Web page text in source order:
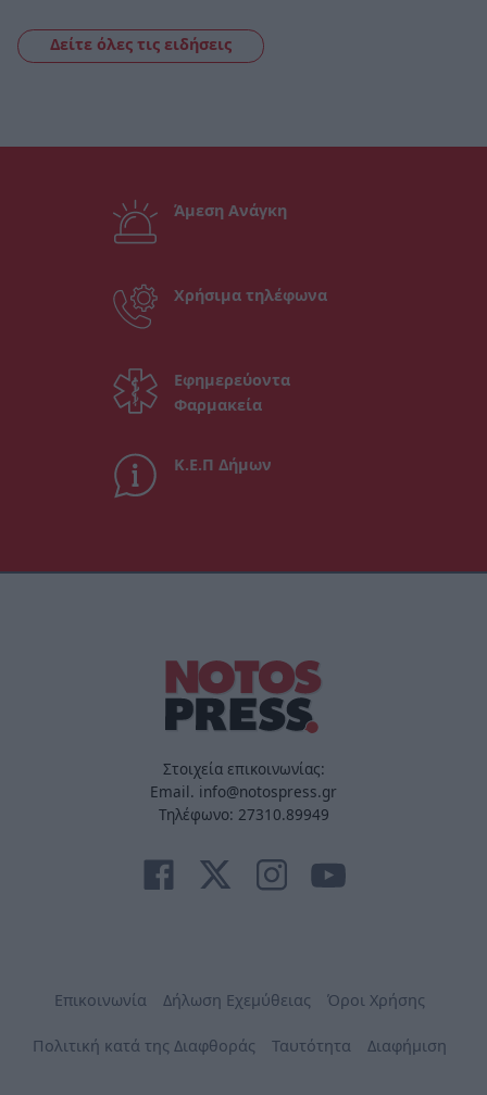
Δείτε όλες τις ειδήσεις
Άμεση Ανάγκη
Χρήσιμα τηλέφωνα
Εφημερεύοντα
Φαρμακεία
Κ.Ε.Π Δήμων
Στοιχεία επικοινωνίας:
Email. info@notospress.gr
Τηλέφωνο: 27310.89949
Επικοινωνία Δήλωση Εχεμύθειας Όροι Χρήσης
Πολιτική κατά της Διαφθοράς Ταυτότητα Διαφήμιση